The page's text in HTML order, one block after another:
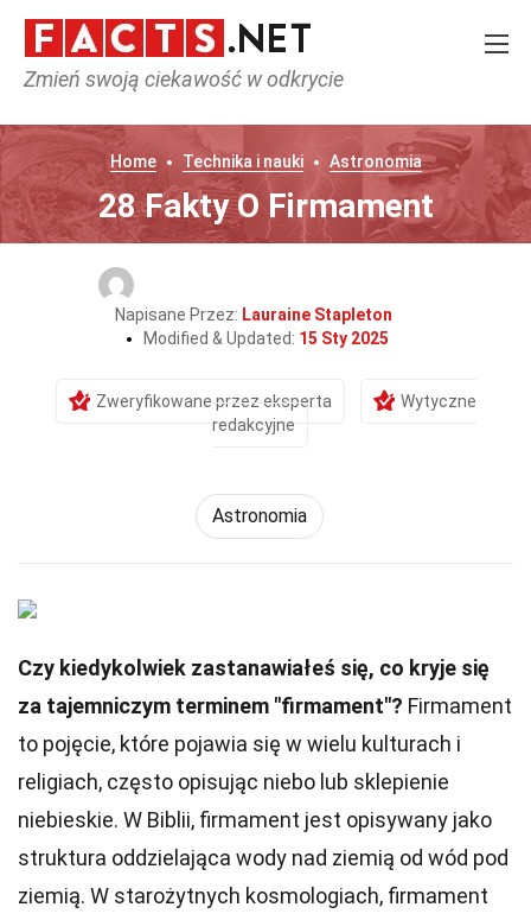
Zmień swoją ciekawość w odkrycie
Home Technika i nauki Astronomia
28 Fakty O Firmament
Napisane Przez: Lauraine Stapleton
Modified & Updated: 15 Sty 2025
Zweryfikowane przez eksperta
Wytyczne
redakcyjne
Astronomia
Czy kiedykolwiek zastanawiałeś się, co kryje się
za tajemniczym terminem "firmament"? Firmament
to pojęcie, które pojawia się w wielu kulturach i
religiach, często opisując niebo lub sklepienie
niebieskie. W Biblii, firmament jest opisywany jako
struktura oddzielająca wody nad ziemią od wód pod
ziemią. W starożytnych kosmologiach, firmament